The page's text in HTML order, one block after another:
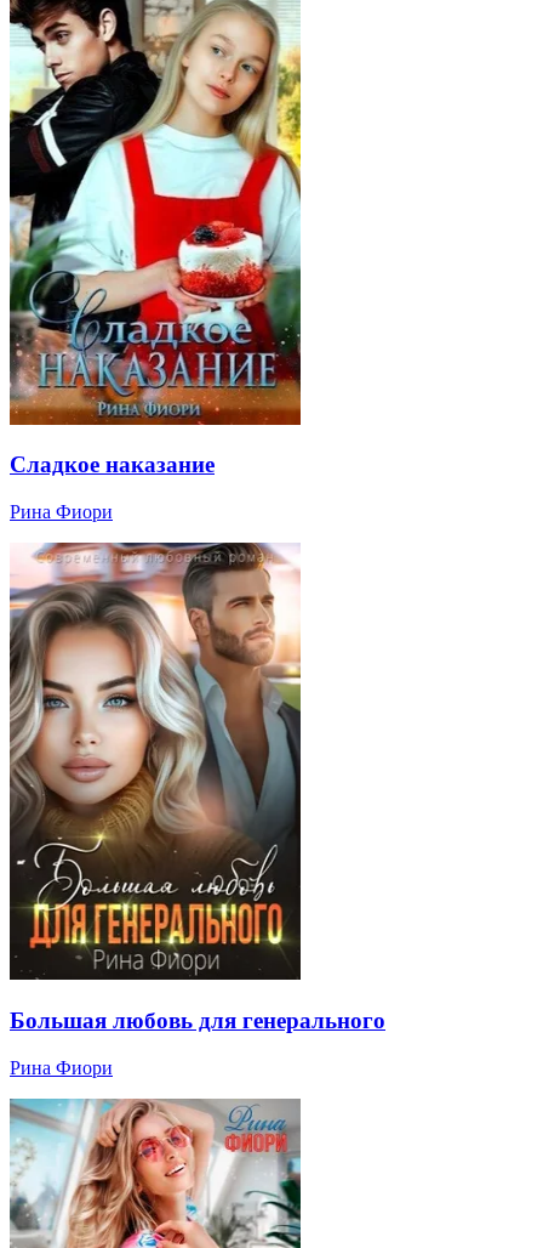
Сладкое наказание
Рина Фиори
Большая любовь для генерального
Рина Фиори